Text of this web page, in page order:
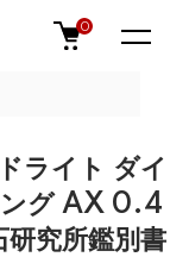
0
ライト ダイ
ング AX 0.4
究所鑑別書